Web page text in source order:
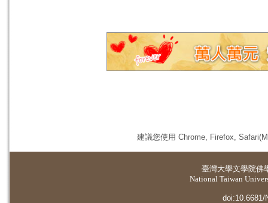
建議您使用 Chrome, Firefox,
臺灣大學文學院佛
National Taiwan
doi:10.6681/